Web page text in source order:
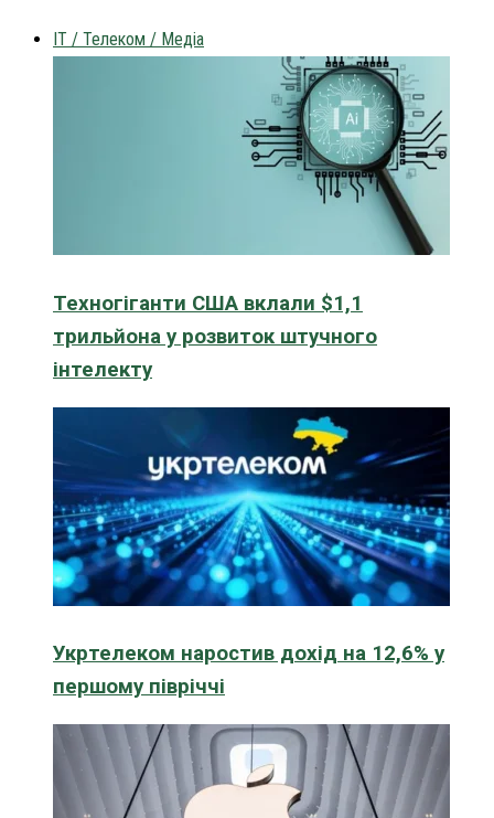
IT / Телеком / Медіа
Техногіганти США вклали $1,1
трильйона у розвиток штучного
інтелекту
Укртелеком наростив дохід на 12,6% у
першому півріччі